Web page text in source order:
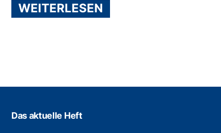
WEITERLESEN
Das aktuelle Heft